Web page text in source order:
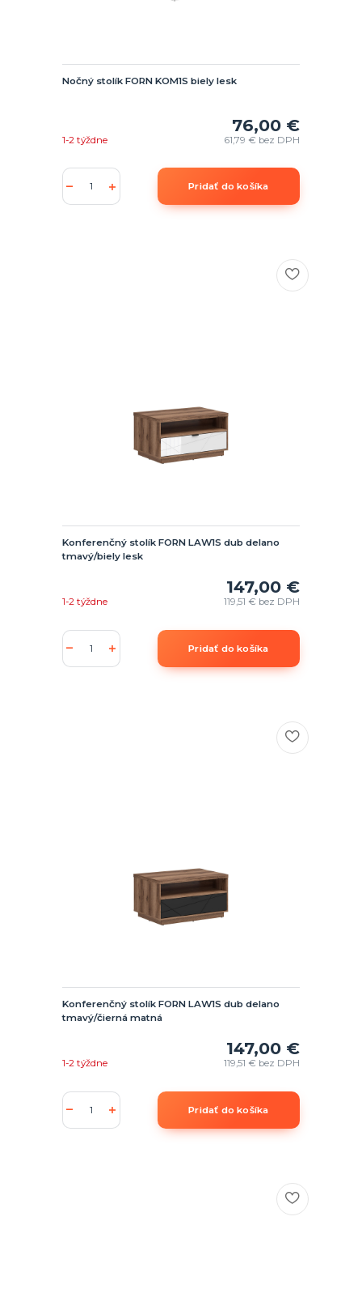
Nočný stolík FORN KOM1S biely lesk
76,00 €
61,79 € bez DPH
1-2 týždne
Pridať do košíka
Konferenčný stolík FORN LAW1S dub delano
tmavý/biely lesk
147,00 €
119,51 € bez DPH
1-2 týždne
Pridať do košíka
Konferenčný stolík FORN LAW1S dub delano
tmavý/čierná matná
147,00 €
119,51 € bez DPH
1-2 týždne
Pridať do košíka